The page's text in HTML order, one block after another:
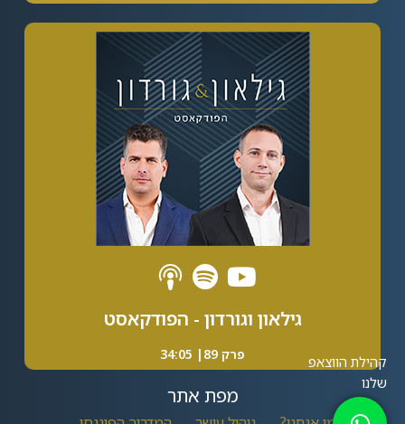
גילאון וגורדון - הפודקאסט
פרק 89| 34:05
מפת אתר